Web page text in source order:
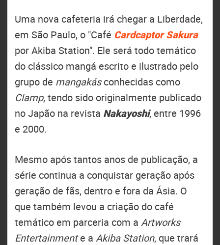
Uma nova cafeteria irá chegar a Liberdade,
em São Paulo, o "Café Cardcaptor Sakura
por Akiba Station". Ele será todo temático
do clássico mangá escrito e ilustrado pelo
grupo de mangakásconhecidas como
Clamp, tendo sido originalmente publicado
no Japão na revista Nakayoshi, entre 1996
e 2000.
Mesmo após tantos anos de publicação, a
série continua a conquistar geração após
geração de fãs, dentro e fora da Ásia. O
que também levou a criação do café
temático em parceria com a Artworks
Entertainmente a Akiba Station, que trará